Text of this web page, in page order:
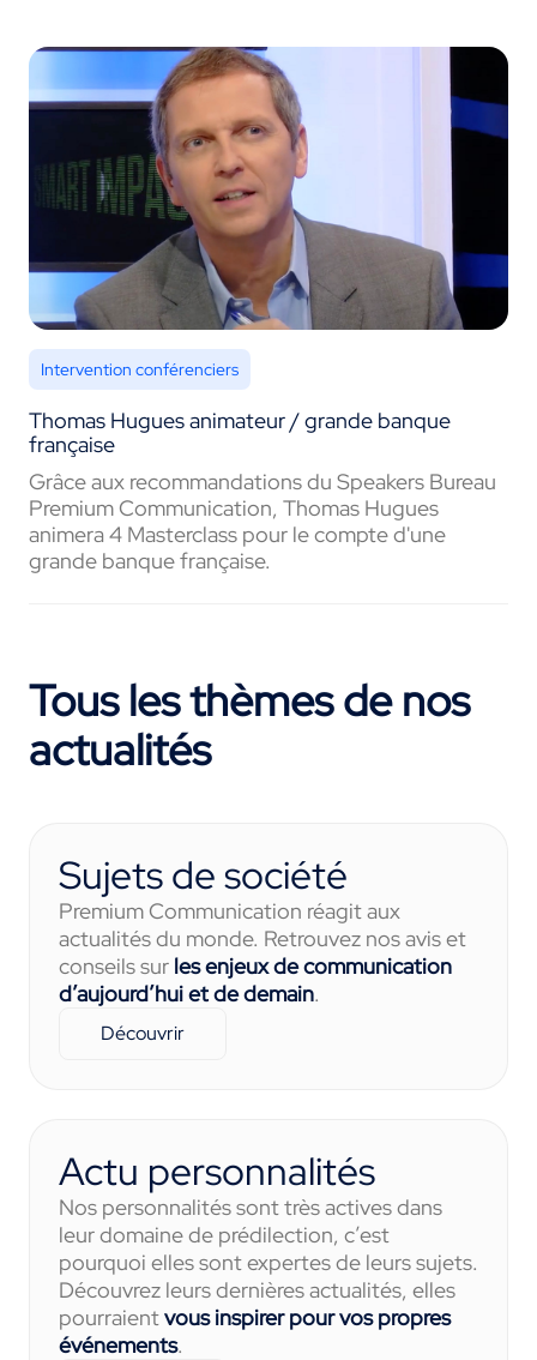
Intervention conférenciers
Thomas Hugues animateur / grande banque
française
Grâce aux recommandations du Speakers Bureau
Premium Communication, Thomas Hugues
animera 4 Masterclass pour le compte d'une
grande banque française.
Tous les thèmes de nos
actualités
Sujets de société
Premium Communication réagit aux
actualités du monde. Retrouvez nos avis et
conseils sur les enjeux de communication
d’aujourd’hui et de demain.
Découvrir
Actu personnalités
Nos personnalités sont très actives dans
leur domaine de prédilection, c’est
pourquoi elles sont expertes de leurs sujets.
Découvrez leurs dernières actualités, elles
pourraientvous inspirer pour vos propres
événements.